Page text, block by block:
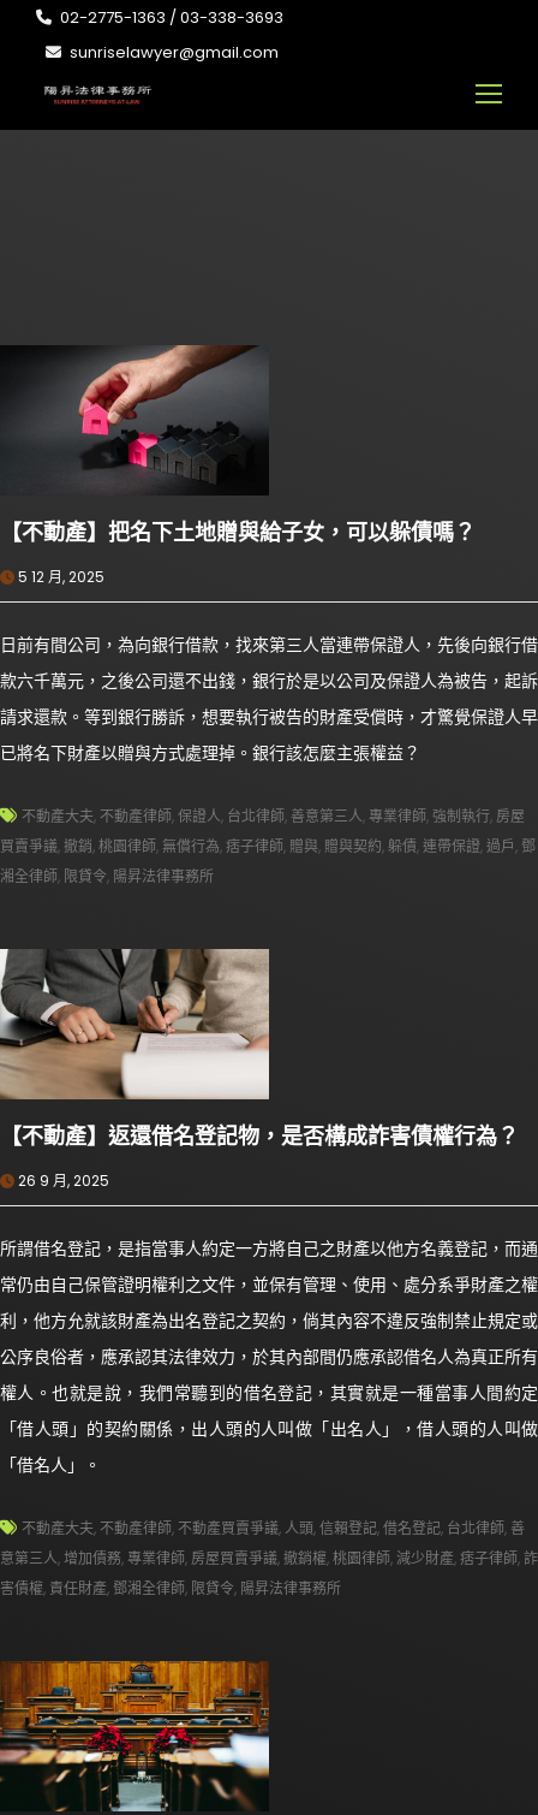
02-2775-1363 / 03-338-3693
sunriselawyer@gmail.com
【不動產】把名下土地贈與給子女，可以躲債嗎？
5 12 月, 2025
日前有間公司，為向銀行借款，找來第三人當連帶保證人，先後向銀行借
款六千萬元，之後公司還不出錢，銀行於是以公司及保證人為被告，起訴
請求還款。等到銀行勝訴，想要執行被告的財產受償時，才驚覺保證人早
已將名下財產以贈與方式處理掉。銀行該怎麼主張權益？
不動產大夫, 不動產律師,保證人, 台北律師, 善意第三人,專業律師, 強制執行, 房屋
買賣爭議,撤銷,桃園律師, 無償行為,痞子律師, 贈與, 贈與契約,躲債,連帶保證,過戶, 鄧
湘全律師, 限貸令, 陽昇法律事務所
【不動產】返還借名登記物，是否構成詐害債權行為？
26 9 月, 2025
所謂借名登記，是指當事人約定一方將自己之財產以他方名義登記，而通
常仍由自己保管證明權利之文件，並保有管理、使用、處分系爭財產之權
利，他方允就該財產為出名登記之契約，倘其內容不違反強制禁止規定或
公序良俗者，應承認其法律效力，於其內部間仍應承認借名人為真正所有
權人。也就是說，我們常聽到的借名登記，其實就是一種當事人間約定
「借人頭」的契約關係，出人頭的人叫做「出名人」，借人頭的人叫做
「借名人」。
不動產大夫, 不動產律師, 不動產買賣爭議, 人頭,信賴登記,借名登記, 台北律師, 善
意第三人,增加債務,專業律師, 房屋買賣爭議,撤銷權,桃園律師, 減少財產,痞子律師,詐
害債權, 責任財產, 鄧湘全律師, 限貸令, 陽昇法律事務所